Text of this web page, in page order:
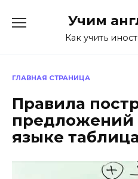
Учим
Как учить
ГЛАВНАЯ СТРАНИЦА
Правила
предложений
языке